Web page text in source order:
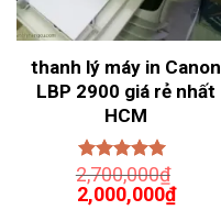
thanh lý máy in Canon
LBP 2900 giá rẻ nhất
HCM
Được xếp
hạng5.005
2,700,000₫
Giá
2,000,000₫Giá